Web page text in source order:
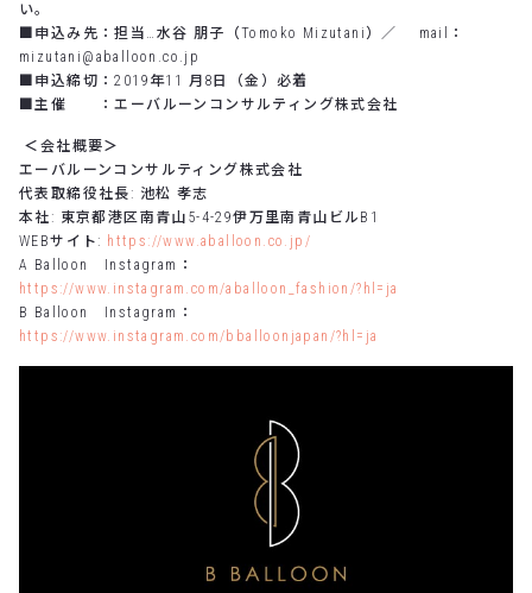
い。
■申込み先：担当…水谷 朋子（Tomoko Mizutani ）／ mail
：
mizutani@aballoon.co.jp
■申込締切：2019 年11 月 8 日（金）必着
■主催 ：エーバルーンコンサルティング株式会社
＜ 会社概要＞
エーバルーンコンサルティング株式会社
代表取締役社長 : 池松 孝志
本社 : 東京都港区南青山 5-4-29伊万里南青山ビル B1
WEBサイト : https://www.aballoon.co.jp/
A Balloon
Instagram ：
https://www.instagram.com/aballoon_fashion/?hl=ja
B Balloon
Instagram ：
https://www.instagram.com/bballoonjapan/?hl=ja